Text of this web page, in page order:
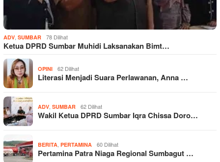
ADV, SUMBAR 78 Dilihat
Ketua DPRD Sumbar Muhidi Laksanakan Bimt…
OPINI 62 Dilihat
Literasi Menjadi Suara Perlawanan, Anna …
ADV, SUMBAR 62 Dilihat
Wakil Ketua DPRD Sumbar Iqra Chissa Doro…
BERITA, PERTAMINA 60 Dilihat
Pertamina Patra Niaga Regional Sumbagut …